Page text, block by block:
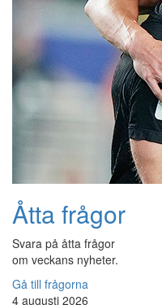
Åtta frågor
Svara på åtta frågor
om veckans nyheter.
Gå till frågorna
4 augusti 2026